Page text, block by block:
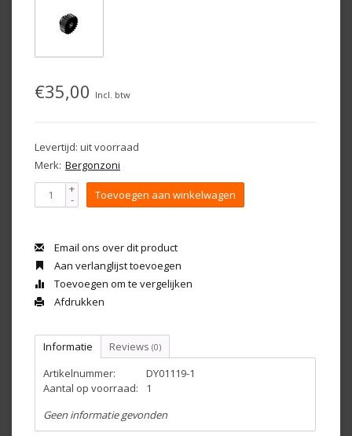
€35,00 Incl. btw
Levertijd: uit voorraad
Merk: Bergonzoni
+
- Toevoegen aan winkelwagen
Email ons over dit product
Aan verlanglijst toevoegen
Toevoegen om te vergelijken
Afdrukken
Informatie Reviews (0)
Artikelnummer:
DY01119-1
Aantal op voorraad:
1
Geen informatie gevonden